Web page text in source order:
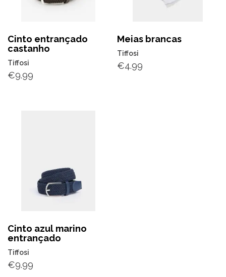
Cinto entrançado
castanho
Tiffosi
€9.99
Meias brancas
Tiffosi
€4.99
Cinto azul marino
entrançado
Tiffosi
€9.99